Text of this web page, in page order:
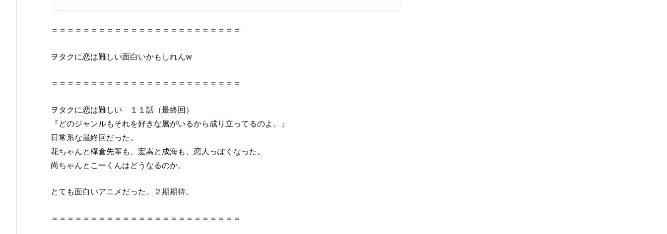
フ
動
を
無
料
視
ひ
わ
動
＝＝＝＝＝＝＝＝＝＝＝＝＝＝＝＝＝＝＝＝＝＝＝＝
ヲタクに恋は難しい面白いかもしれんw
＝＝＝＝＝＝＝＝＝＝＝＝＝＝＝＝＝＝＝＝＝＝＝＝
ヲタクに恋は難しい １１話（最終回）
『どのジャンルもそれを好きな層がいるから成り立ってるのよ。』
日常系な最終回だった。
花ちゃんと樺倉先輩も、宏嵩と成海も、恋人っぽくなった。
尚ちゃんとこーくんはどうなるのか。
とても面白いアニメだった。２期期待。
＝＝＝＝＝＝＝＝＝＝＝＝＝＝＝＝＝＝＝＝＝＝＝＝